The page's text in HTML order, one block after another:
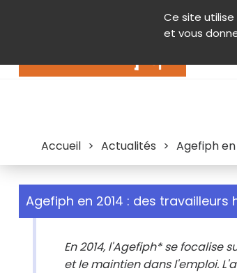
Ce site utilise
et vous
Contenu Aide et
Accueil > Actualités > Agefiph
Agefiph en 2014 : des
En 2014, l'Agefiph* se focalise
et le maintien dans l'emploi.